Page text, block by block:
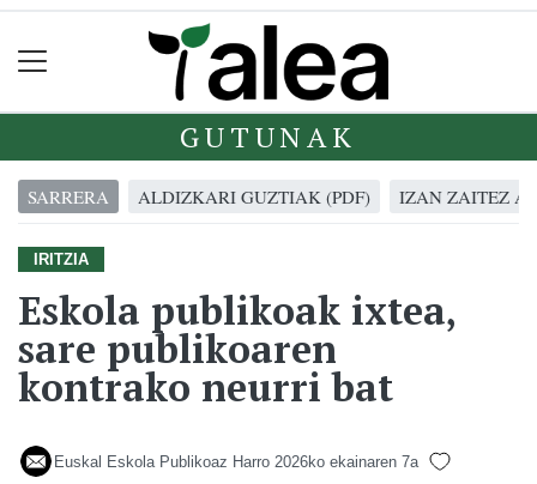
GUTUNAK
SARRERA ALDIZKARI GUZTIAK (PDF) IZAN ZAITEZ
IRITZIA
Eskola publikoak ixtea,
sare publikoaren
kontrako neurri bat
Euskal Eskola Publikoaz Harro 2026ko ekainaren 7a